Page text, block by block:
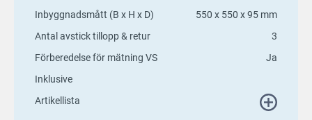
Inbyggnadsmått (B x H x D)
550 x 550 x 95 mm
Antal avstick tillopp & retur
3
Förberedelse för mätning VS
Ja
Inklusive
Artikellista